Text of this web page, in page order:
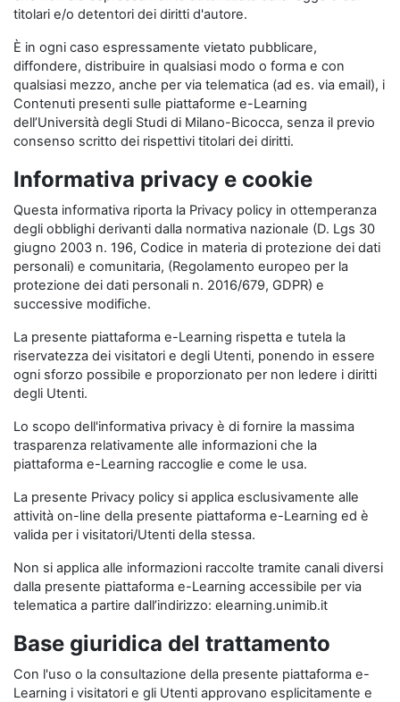
titolari e/o detentori dei diritti d'autore.
È in ogni caso espressamente vietato pubblicare,
diffondere, distribuire in qualsiasi modo o forma e con
qualsiasi mezzo, anche per via telematica (ad es. via email), i
Contenuti presenti sulle piattaforme e-Learning
dell’Università degli Studi di Milano-Bicocca, senza il previo
consenso scritto dei rispettivi titolari dei diritti.
Informativa privacy e cookie
Questa informativa riporta la Privacy policy in ottemperanza
degli obblighi derivanti dalla normativa nazionale (D. Lgs 30
giugno 2003 n. 196, Codice in materia di protezione dei dati
personali) e comunitaria, (Regolamento europeo per la
protezione dei dati personali n. 2016/679, GDPR) e
successive modifiche.
La presente piattaforma e-Learning rispetta e tutela la
riservatezza dei visitatori e degli Utenti, ponendo in essere
ogni sforzo possibile e proporzionato per non ledere i diritti
degli Utenti.
Lo scopo dell'informativa privacy è di fornire la massima
trasparenza relativamente alle informazioni che la
piattaforma e-Learning raccoglie e come le usa.
La presente Privacy policy si applica esclusivamente alle
attività on-line della presente piattaforma e-Learning ed è
valida per i visitatori/Utenti della stessa.
Non si applica alle informazioni raccolte tramite canali diversi
dalla presente piattaforma e-Learning accessibile per via
telematica a partire dall’indirizzo: elearning.unimib.it
Base giuridica del trattamento
Con l'uso o la consultazione della presente piattaforma e-
Learning i visitatori e gli Utenti approvano esplicitamente e